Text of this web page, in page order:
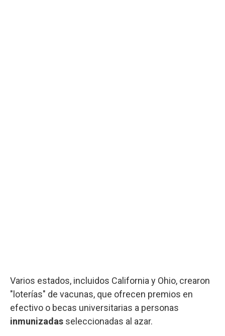
Varios estados, incluidos California y Ohio, crearon
"loterías" de vacunas, que ofrecen premios en
efectivo o becas universitarias a personas
inmunizadas seleccionadas al azar.